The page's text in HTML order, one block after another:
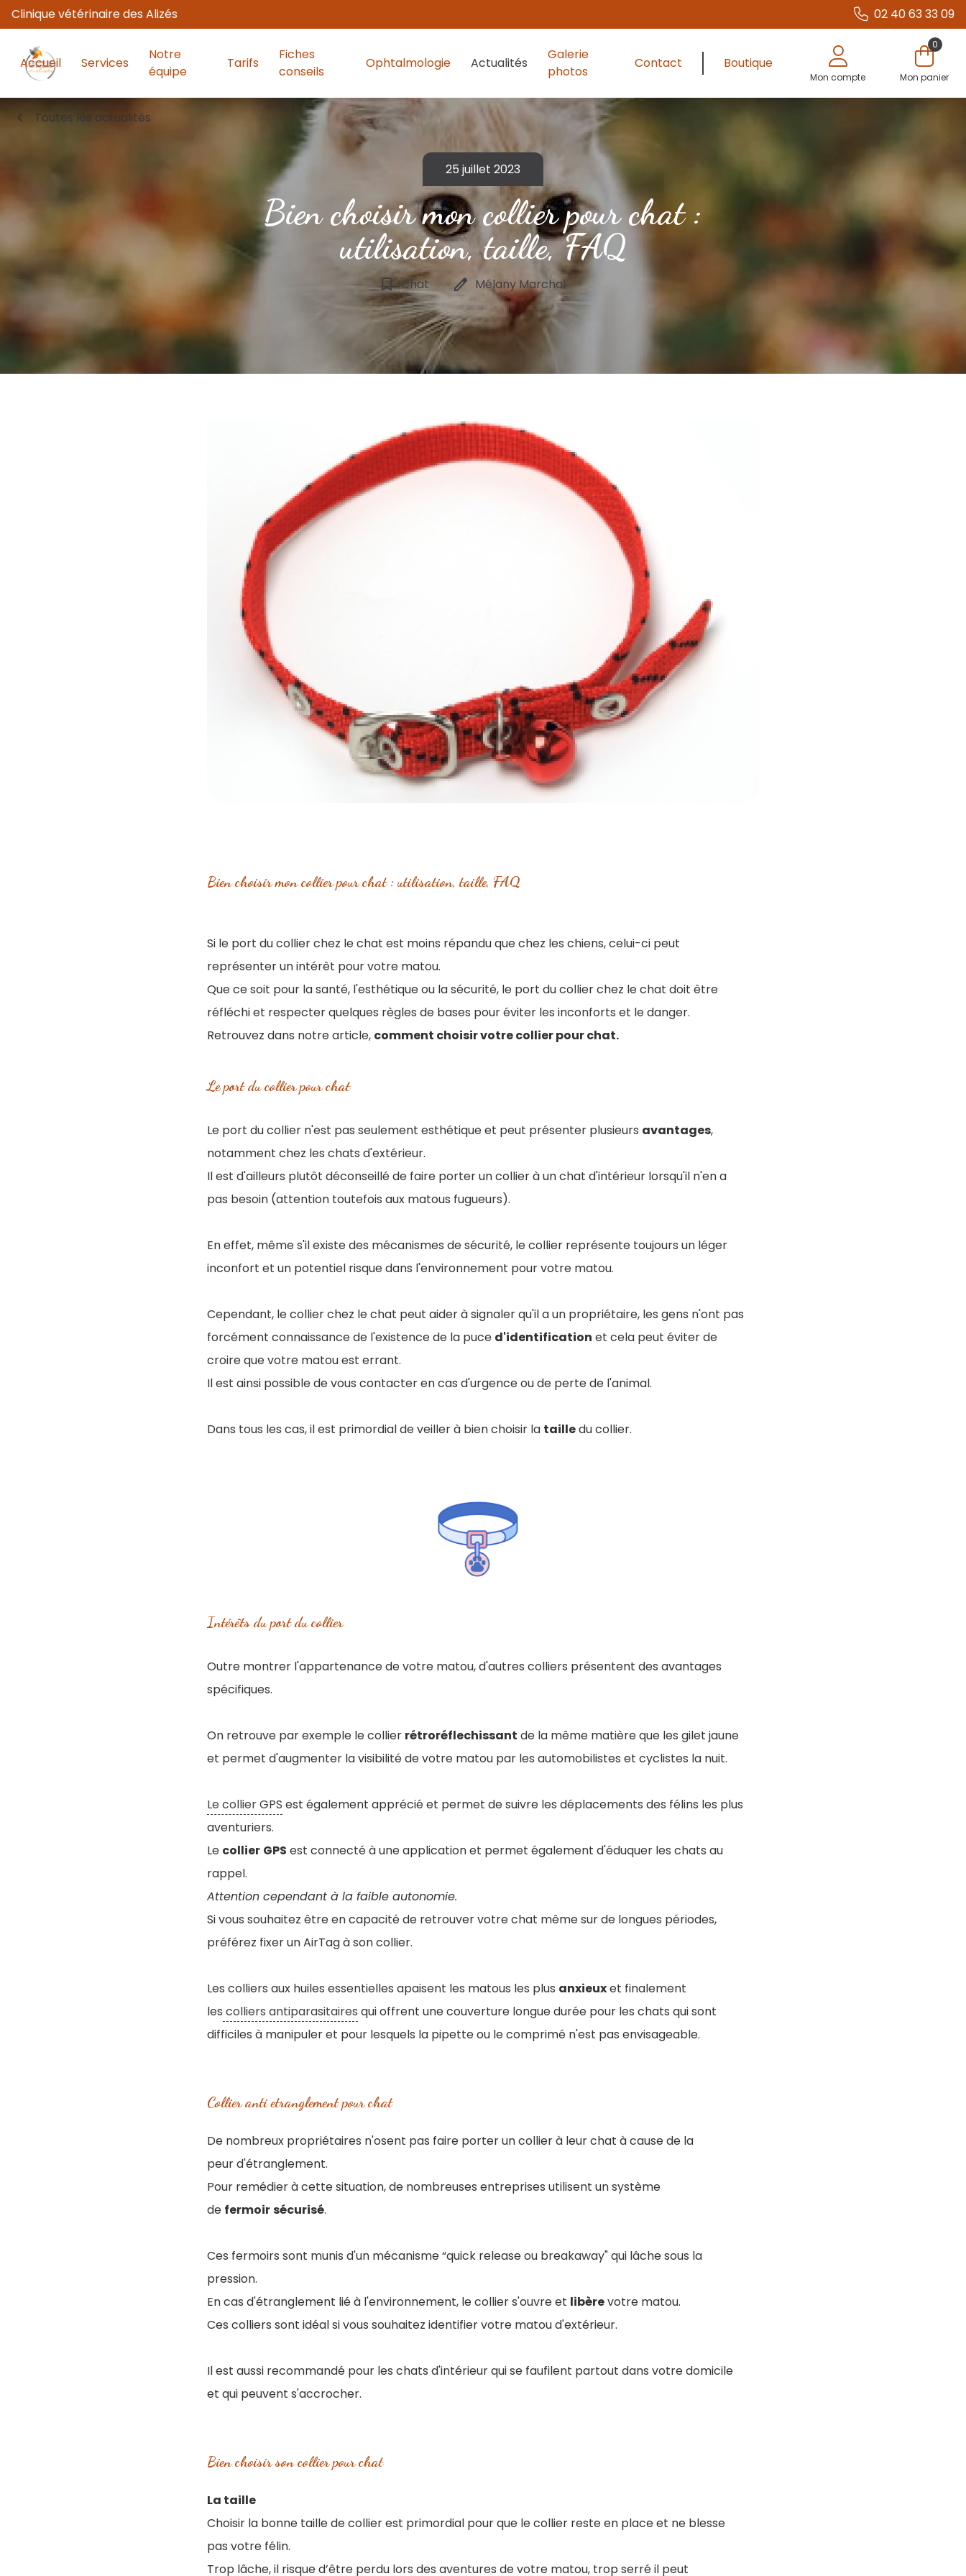
Clinique vétérinaire des Alizés 02 40 63 33 09
Accueil Services
Notre
équipe
Tarifs
Fiches
conseils
Ophtalmologie Actualités
Galerie
photos
Contact Boutique
Mon compte
0
Mon panier
chevron_left Toutes les actualités
25 juillet 2023
Bien choisir mon collier pour chat :
utilisation, taille, FAQ
bookmark_border Chat edit Mélany Marchal
Bien choisir mon collier pour chat : utilisation, taille, FAQ
Si le port du collier chez le chat est moins répandu que chez les chiens, celui-ci peut
représenter un intérêt pour votre matou.
Que ce soit pour la santé, l'esthétique ou la sécurité, le port du collier chez le chat doit être
réfléchi et respecter quelques règles de bases pour éviter les inconforts et le danger.
Retrouvez dans notre article, comment choisir votre collier pour chat.
Le port du collier pour chat
Le port du collier n'est pas seulement esthétique et peut présenter plusieurs avantages,
notamment chez les chats d'extérieur.
Il est d'ailleurs plutôt déconseillé de faire porter un collier à un chat d'intérieur lorsqu'il n'en a
pas besoin (attention toutefois aux matous fugueurs).
En effet, même s'il existe des mécanismes de sécurité, le collier représente toujours un léger
inconfort et un potentiel risque dans l'environnement pour votre matou.
Cependant, le collier chez le chat peut aider à signaler qu'il a un propriétaire, les gens n'ont pas
forcément connaissance de l'existence de la puce d'identification et cela peut éviter de
croire que votre matou est errant.
Il est ainsi possible de vous contacter en cas d'urgence ou de perte de l'animal.
Dans tous les cas, il est primordial de veiller à bien choisir la tailledu collier.
Intérêts du port du collier
Outre montrer l'appartenance de votre matou, d'autres colliers présentent des avantages
spécifiques.
On retrouve par exemple le collier rétroréflechissant de la même matière que les gilet jaune
et permet d'augmenter la visibilité de votre matou par les automobilistes et cyclistes la nuit.
Le collier GPS est également apprécié et permet de suivre les déplacements des félins les plus
aventuriers.
Le collier GPS est connecté à une application et permet également d'éduquer les chats au
rappel.
Attention cependant à la faible autonomie.
Si vous souhaitez être en capacité de retrouver votre chat même sur de longues périodes,
préférez fixer un AirTag à son collier.
Les colliers aux huiles essentielles apaisent les matous les plus anxieuxet finalement
les colliers antiparasitaires qui offrent une couverture longue durée pour les chats qui sont
difficiles à manipuler et pour lesquels la pipette ou le comprimé n'est pas envisageable.
Collier anti etranglement pour chat
De nombreux propriétaires n'osent pas faire porter un collier à leur chat à cause de la
peur d'étranglement.
Pour remédier à cette situation, de nombreuses entreprises utilisent un système
de fermoirsécurisé.
Ces fermoirs sont munis d'un mécanisme “quick release ou breakaway" qui lâche sous la
pression.
En cas d'étranglement lié à l'environnement, le collier s'ouvre et libèrevotre matou.
Ces colliers sont idéal si vous souhaitez identifier votre matou d'extérieur.
Il est aussi recommandé pour les chats d'intérieur qui se faufilent partout dans votre domicile
et qui peuvent s'accrocher.
Bien choisir son collier pour chat
La taille
Choisir la bonne taille de collier est primordial pour que le collier reste en place et ne blesse
pas votre félin.
Trop lâche, il risque d’être perdu lors des aventures de votre matou, trop serré il peut